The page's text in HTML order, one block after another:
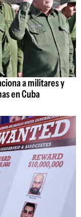
a militares y
en Cuba